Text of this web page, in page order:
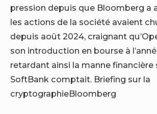
pression depuis que Bloomberg a
les actions de la société avaient
depuis août 2024, craignant
son introduction en bourse à
retardant ainsi la manne financière
SoftBank comptait. Briefing sur la
cryptographieBloomberg